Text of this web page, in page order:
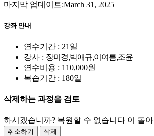
마지막 업데이트:March 31, 2025
강좌 안내
연수기간 : 21일
강사 : 장미경,박애규,이여름,조윤
연수비용 : 110,000원
복습기간 : 180일
삭제하는 과정을 검토
하시겠습니까? 복원할 수 없습니다 이 돌아
취소하기 삭제